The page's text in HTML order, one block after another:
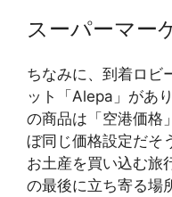
スーパーマー
ちなみに、到着ロビ
ット「Alepa」があ
の商品は「空港価格
ぼ同じ価格設定だそ
お土産を買い込む旅
の最後に立ち寄る場